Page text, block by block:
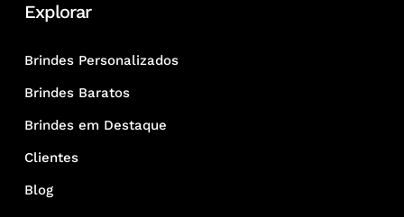
Explorar
Brindes Personalizados
Brindes Baratos
Brindes em Destaque
Clientes
Blog